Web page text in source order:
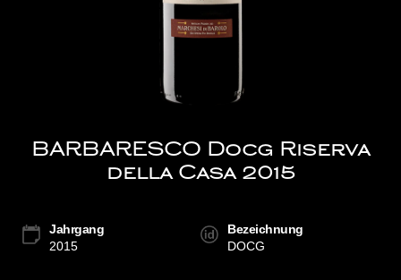
BARBARESCO Docg Riserva
della Casa 2015
Jahrgang
2015
Bezeichnung
DOCG